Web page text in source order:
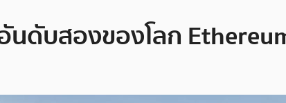
ดับสองของโลก